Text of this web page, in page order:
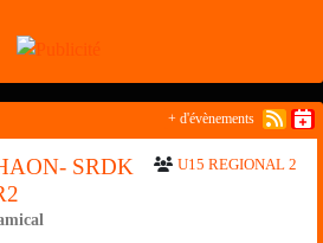
U15 REGIONAL 2
SRDK
+ d'évènements